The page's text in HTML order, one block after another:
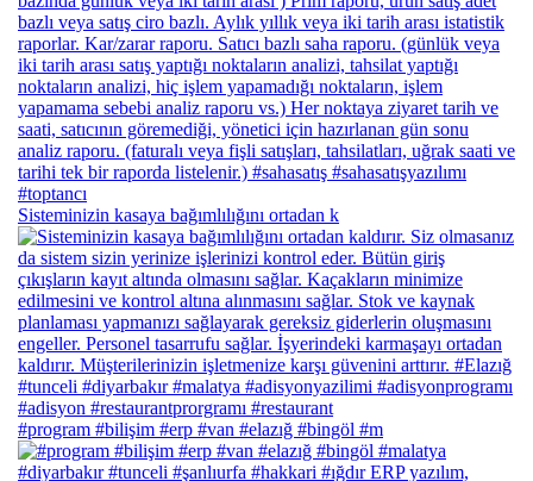
Sisteminizin kasaya bağımlılığını ortadan k
#program #bilişim #erp #van #elazığ #bingöl #m